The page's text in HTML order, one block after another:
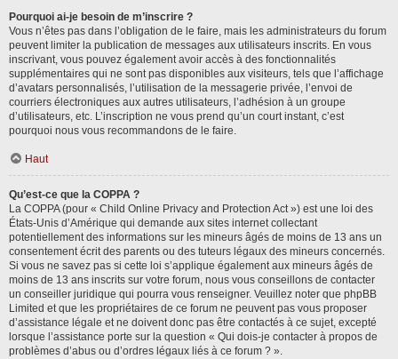
Pourquoi ai-je besoin de m’inscrire ?
Vous n’êtes pas dans l’obligation de le faire, mais les administrateurs du forum
peuvent limiter la publication de messages aux utilisateurs inscrits. En vous
inscrivant, vous pouvez également avoir accès à des fonctionnalités
supplémentaires qui ne sont pas disponibles aux visiteurs, tels que l’affichage
d’avatars personnalisés, l’utilisation de la messagerie privée, l’envoi de
courriers électroniques aux autres utilisateurs, l’adhésion à un groupe
d’utilisateurs, etc. L’inscription ne vous prend qu’un court instant, c’est
pourquoi nous vous recommandons de le faire.
Haut
Qu’est-ce que la COPPA ?
La COPPA (pour « Child Online Privacy and Protection Act ») est une loi des
États-Unis d’Amérique qui demande aux sites internet collectant
potentiellement des informations sur les mineurs âgés de moins de 13 ans un
consentement écrit des parents ou des tuteurs légaux des mineurs concernés.
Si vous ne savez pas si cette loi s’applique également aux mineurs âgés de
moins de 13 ans inscrits sur votre forum, nous vous conseillons de contacter
un conseiller juridique qui pourra vous renseigner. Veuillez noter que phpBB
Limited et que les propriétaires de ce forum ne peuvent pas vous proposer
d’assistance légale et ne doivent donc pas être contactés à ce sujet, excepté
lorsque l’assistance porte sur la question « Qui dois-je contacter à propos de
problèmes d’abus ou d’ordres légaux liés à ce forum ? ».